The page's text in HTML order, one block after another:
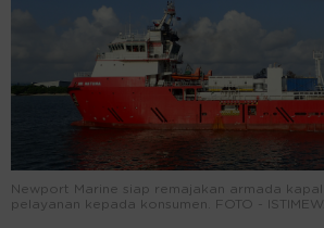
Newport Marine siap remajakan armada
pelayanan kepada konsumen. FOTO -